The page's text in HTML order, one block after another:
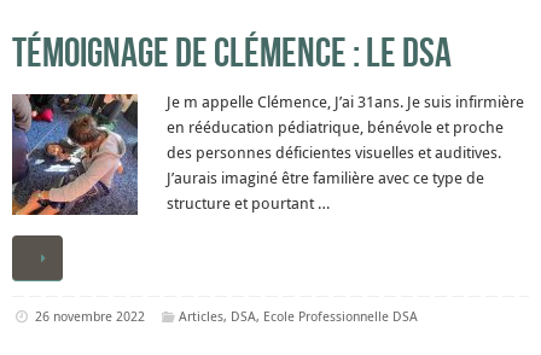
Témoignage de Clémence : le DSA
Je m appelle Clémence, J’ai 31ans. Je suis infirmière
en rééducation pédiatrique, bénévole et proche
des personnes déficientes visuelles et auditives.
J’aurais imaginé être familière avec ce type de
structure et pourtant …
26 novembre 2022 Articles, DSA, Ecole Professionnelle DSA